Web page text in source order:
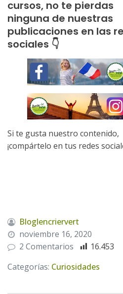
cursos, no te pierdas
ninguna de nuestras
publicaciones en las
sociales 👇
Si te gusta nuestro contenido,
¡compártelo en tus redes
Bloglencriervert
noviembre 16, 2020
2 Comentarios
16.453
Categorías: Curiosidades